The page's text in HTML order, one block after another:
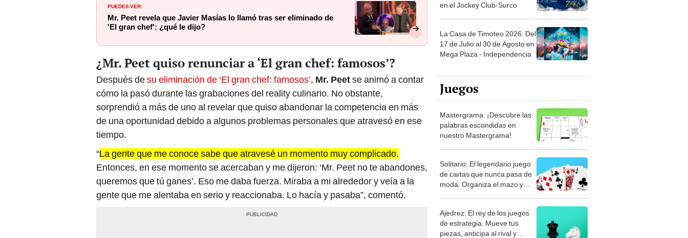
PUEDES VER:
Mr. Peet revela que Javier Masías lo llamó tras ser eliminado de
'El gran chef': ¿qué le dijo?
¿Mr. Peet quiso renunciar a ‘El gran chef: famosos’?
Después desu eliminación de ‘El gran chef: famosos’, Mr. Peetse animó a contar
cómo la pasó durante las grabaciones del reality culinario. No obstante,
sorprendió a más de uno al revelar que quiso abandonar la competencia en más
de una oportunidad debido a algunos problemas personales que atravesó en ese
tiempo.
“La gente que me conoce sabe que atravesé un momento muy complicado.
Entonces, en ese momento se acercaban y me dijeron: ‘Mr. Peet no te abandones,
queremos que tú ganes’. Eso me daba fuerza. Miraba a mi alrededor y veía a la
gente que me alentaba en serio y reaccionaba. Lo hacía y pasaba”, comentó.
en el Jockey Club-Surco
La Casa de Timoteo 2026: Del
17 de Julio al 30 de Agosto en
Mega Plaza - Independencia
Juegos
Mastergrama: ¡Descubre las
palabras escondidas en
nuestro Mastergrama!
Solitario: El legendario juego
de cartas que nunca pasa de
moda. Organiza el mazo y
Ajedrez: El rey de los juegos
de estrategia. Mueve tus
piezas, anticipa al rival y